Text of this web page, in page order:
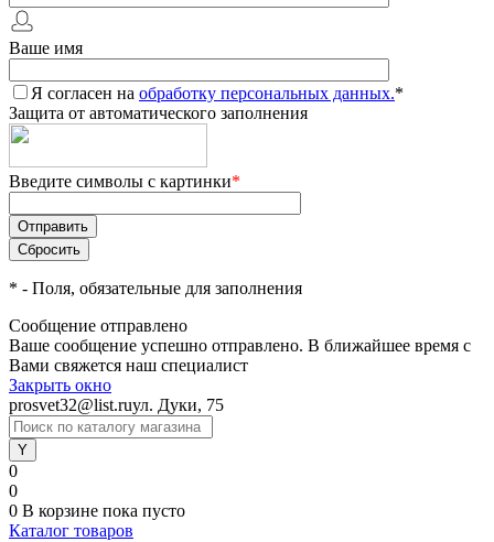
Ваше имя
Я согласен на обработку персональных данных.*
Защита от автоматического заполнения
Введите символы с картинки*
* - Поля, обязательные для заполнения
Сообщение отправлено
Ваше сообщение успешно отправлено. В ближайшее время с
Вами свяжется наш специалист
Закрыть окно
prosvet32@list.ruул. Дуки, 75
0
0
0 В корзине пока пусто
Каталог товаров